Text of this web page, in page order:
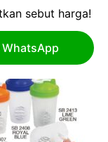
sebut harga!
WhatsApp